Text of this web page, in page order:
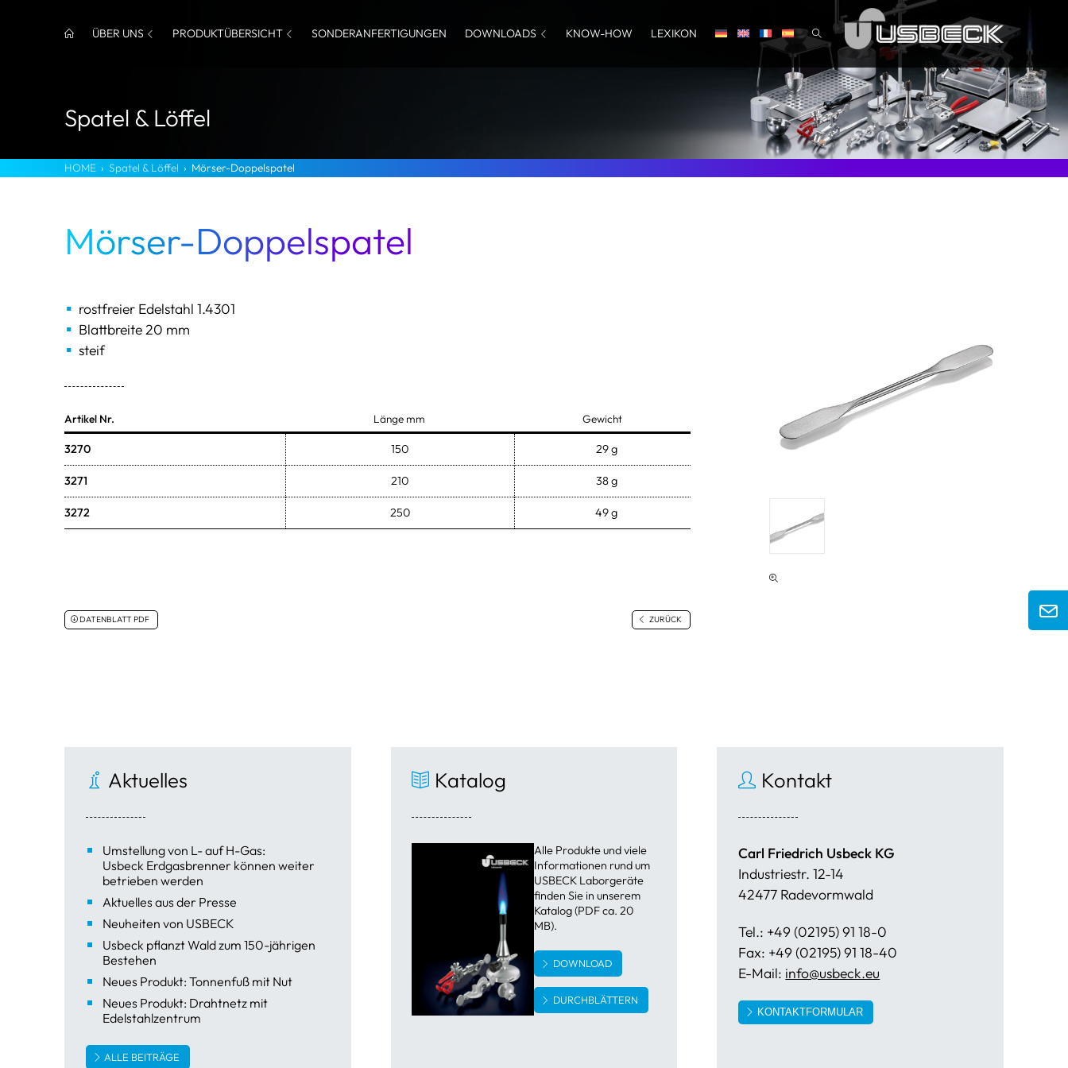
ÜBER UNS PRODUKTÜBERSICHT SONDERANFERTIGUNGEN DOWNLOADS KNOW-HOW LEXIKON
Spatel & Löffel
HOME› Spatel & Löffel › Mörser-Doppelspatel
Mörser-Doppelspatel
rostfreier Edelstahl 1.4301
Blattbreite 20 mm
steif
Artikel Nr. Länge mm Gewicht
3270 150 29 g
3271 210 38 g
3272 250 49 g
DATENBLATT PDF ZURÜCK
Aktuelles
Umstellung von L- auf H-Gas:
Usbeck Erdgasbrenner können weiter
betrieben werden
Aktuelles aus der Presse
Neuheiten von USBECK
Usbeck pflanzt Wald zum 150-jährigen
Bestehen
Neues Produkt: Tonnenfuß mit Nut
Neues Produkt: Drahtnetz mit
Edelstahlzentrum
ALLE BEITRÄGE
Katalog
Alle Produkte und viele
Informationen rund um
USBECK Laborgeräte
finden Sie in unserem
Katalog (PDF ca. 20
MB).
DOWNLOAD
DURCHBLÄTTERN
Kontakt
Carl Friedrich Usbeck KG
Industriestr. 12-14
42477 Radevormwald
Tel.: +49 (02195) 91 18-0
Fax: +49 (02195) 91 18-40
E-Mail: info@usbeck.eu
KONTAKTFORMULAR